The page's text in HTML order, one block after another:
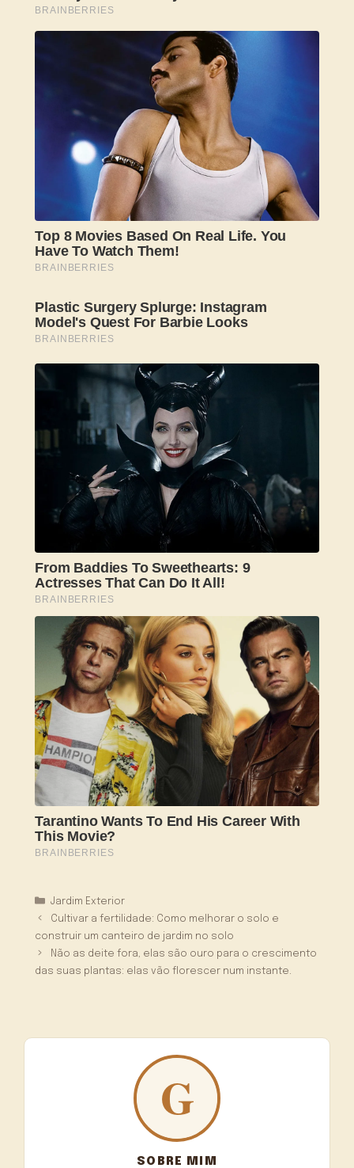
Categorias
Jardim Exterior
Cultivar a fertilidade: Como melhorar o solo e
construir um canteiro de jardim no solo
Não as deite fora, elas são ouro para o crescimento
das suas plantas: elas vão florescer num instante.
SOBRE MIM